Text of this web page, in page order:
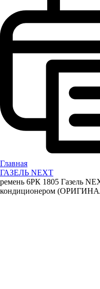
Главная
ГАЗЕЛЬ NEXT
ремень 6РК 1805 Газель
кондиционером